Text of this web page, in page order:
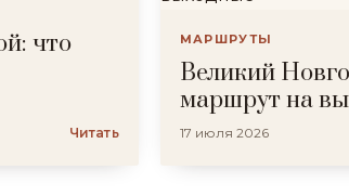
что
Читать
МАРШРУТЫ
Великий
маршрут на
17 июля 2026